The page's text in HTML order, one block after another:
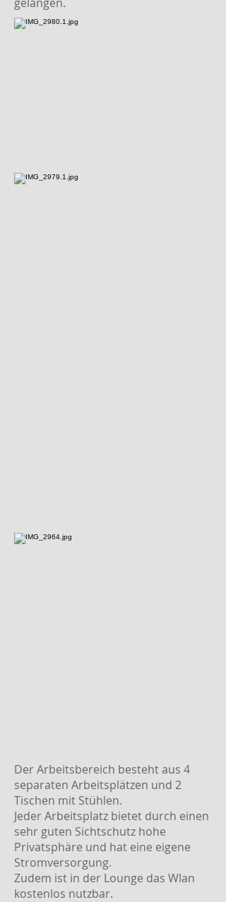
Der Arbeitsbereich besteht aus 4
separaten Arbeitsplätzen und 2
Tischen mit Stühlen.
Jeder Arbeitsplatz bietet durch einen
sehr guten Sichtschutz hohe
Privatsphäre und hat eine eigene
Stromversorgung.
Zudem ist in der Lounge das Wlan
kostenlos nutzbar.